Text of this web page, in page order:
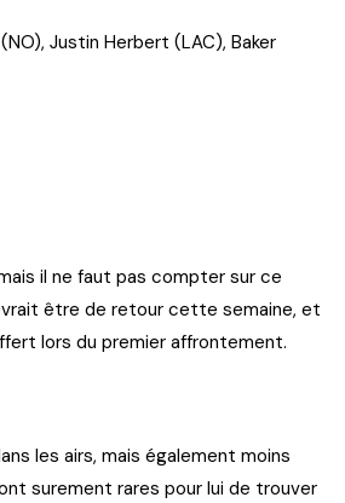
Justin Herbert (LAC), Baker
il ne faut pas compter sur ce
être de retour cette semaine, et
lors du premier affrontement.
les airs, mais également moins
surement rares pour lui de trouver